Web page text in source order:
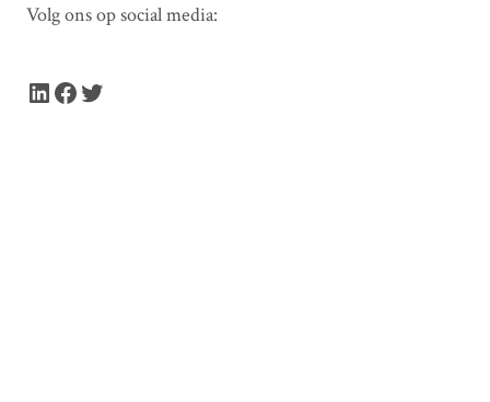
Volg ons op social media:
LinkedIn Facebook